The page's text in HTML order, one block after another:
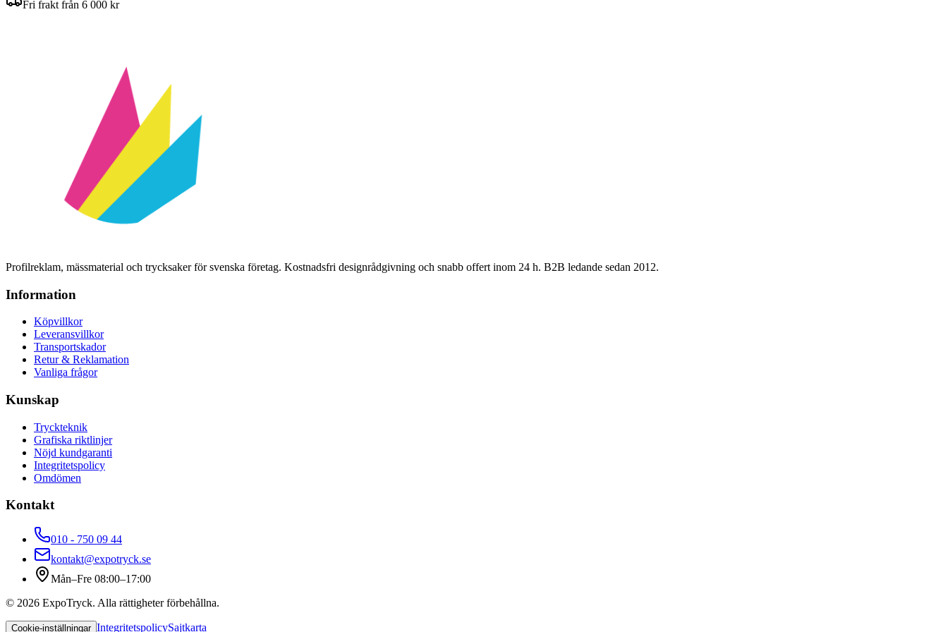
Fri frakt från 6 000 kr
Profilreklam, mässmaterial och trycksaker för svenska företag. Kostnadsfri designrådgivning och snabb offert inom 24 h. B2B ledande sedan 2012.
Information
Köpvillkor
Leveransvillkor
Transportskador
Retur & Reklamation
Vanliga frågor
Kunskap
Tryckteknik
Grafiska riktlinjer
Nöjd kundgaranti
Integritetspolicy
Omdömen
Kontakt
010 - 750 09 44
kontakt@expotryck.se
Mån–Fre 08:00–17:00
© 2026 ExpoTryck. Alla rättigheter förbehållna.
Cookie-inställningar IntegritetspolicySajtkarta